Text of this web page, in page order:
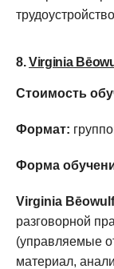
8.Virginia
Стоимость
Формат:
Форма
Virginia Bēowulf
разговорной
(управляемые
материал,